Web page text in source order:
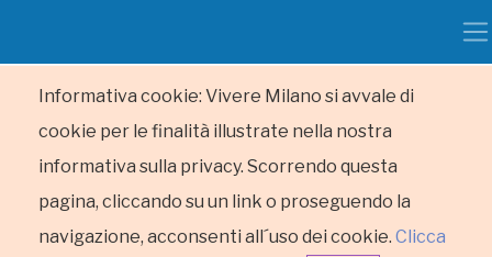
Informativa cookie: Vivere Milano si avvale di
cookie per le finalità illustrate nella nostra
informativa sulla privacy. Scorrendo questa
pagina, cliccando su un link o proseguendo la
navigazione, acconsenti all´uso dei cookie. Clicca